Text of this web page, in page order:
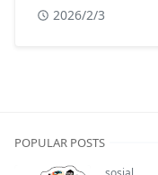
2026/2/3
POPULAR POSTS